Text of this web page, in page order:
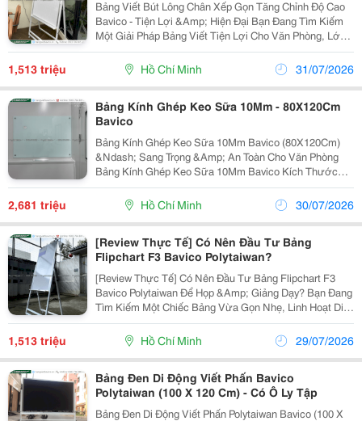
Bảng Viết Bút Lông Chân Xếp Gọn Tăng Chỉnh Độ Cao
Bavico - Tiện Lợi &Amp; Hiện Đại Bạn Đang Tìm Kiếm
Một Giải Pháp Bảng Viết Tiện Lợi Cho Văn Phòng, Lớp
Học Hay Góc Học Tập Tại Nhà? Bảng Viết Bút Lông
Chân Xếp Gọn Tăng Chỉnh Độ Cao Bavico Chính Là...
1,513 triệu Hồ Chí Minh 31/07/2026
Bảng Kính Ghép Keo Sữa 10Mm - 80X120Cm
Bavico
Bảng Kính Ghép Keo Sữa 10Mm Bavico (80X120Cm)
&Ndash; Sang Trọng &Amp; An Toàn Cho Văn Phòng
Bảng Kính Ghép Keo Sữa 10Mm Bavico Kích Thước
80X120Cm Là Giải Pháp Bảng Viết Cao Cấp, Hiện Đại
Dành Cho Văn Phòng Làm Việc, Phòng Họp, Trung Tâm
Đào Tạo...
2,681 triệu Hồ Chí Minh 30/07/2026
[Review Thực Tế] Có Nên Đầu Tư Bảng
Flipchart F3 Bavico Polytaiwan?
[Review Thực Tế] Có Nên Đầu Tư Bảng Flipchart F3
Bavico Polytaiwan Để Họp &Amp; Giảng Dạy? Bạn Đang
Tìm Kiếm Một Chiếc Bảng Vừa Gọn Nhẹ, Linh Hoạt Di
Chuyển Lại Chuyên Nghiệp Cho Phòng Họp, Lớp Học
Hay Góc Làm Việc Tại Nhà? Bảng Flipchart F3 Bavico...
1,513 triệu Hồ Chí Minh 29/07/2026
Bảng Đen Di Động Viết Phấn Bavico
Polytaiwan (100 X 120 Cm) - Có Ô Ly Tập
Bảng Đen Di Động Viết Phấn Polytaiwan Bavico (100 X